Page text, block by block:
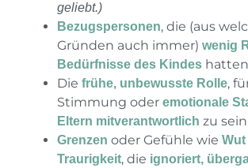
geliebt.)
Bezugspersonen, die (aus
Gründen auch immer)wenig
Bedürfnisse des Kindes
Diefrühe, unbewusste Rolle,
Stimmung oderemotionale
Eltern mitverantwortlich zu sein
Grenzen oder Gefühle wieWut
Traurigkeit, die ignoriert,